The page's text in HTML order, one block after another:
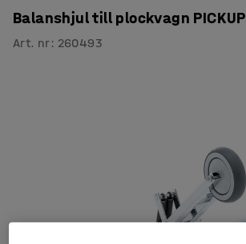
Balanshjul till plockvagn PICKUP
Art. nr: 260493